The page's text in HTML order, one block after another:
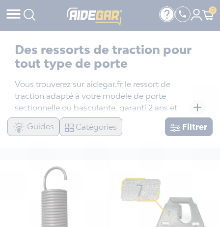
 help  0
Des ressorts de traction pour
tout type de porte
Vous trouverez sur aidegar.fr le ressort de
traction adapté à votre modèle de porte
sectionnelle ou basculante, garanti 2 ans et
livré en 24h. Aidegar vous propose une
gamme complète de ressorts d'origine ou
techniciens, à votre écoute de 8h à 19h pour
vous aider à choisir le bon ressort et à le
monter en toute sécurité.
Guides Catégories Filtrer